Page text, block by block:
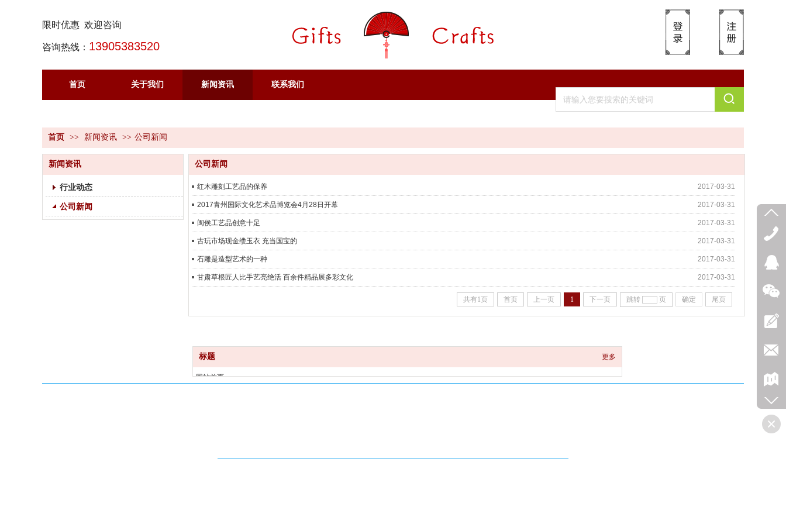
限时优惠 欢迎咨询
咨询热线： 13905383520
首页 关于我们 新闻资讯 联系我们
首页 >> 新闻资讯 >> 公司新闻
新闻资讯
行业动态
公司新闻
公司新闻
红木雕刻工艺品的保养 2017-03-31
2017青州国际文化艺术品博览会4月28日开幕 2017-03-31
闽侯工艺品创意十足 2017-03-31
古玩市场现金缕玉衣 充当国宝的 2017-03-31
石雕是造型艺术的一种 2017-03-31
甘肃草根匠人比手艺亮绝活 百余件精品展多彩文化 2017-03-31
共有1页 首页 上一页 1 下一页 跳转 页 确定 尾页
标题 更多
网站首页